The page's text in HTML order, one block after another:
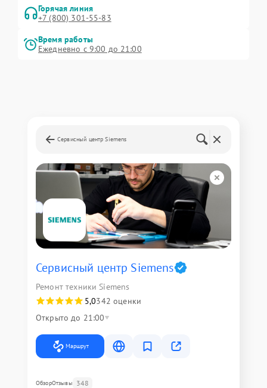
Горячая линия
+7 (800) 301-55-83
Время работы
Ежедневно с 9:00 до 21:00
Сервисный центр Siemens
Сервисный центр Siemens
Ремонт техники Siemens
5,0342 оценки
Открыто до 21:00
Маршрут
ОбзорОтзывы 348